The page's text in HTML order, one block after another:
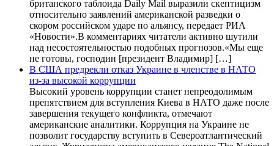
британского таблоида Daily Mail выразили скептицизм
относительно заявлений американской разведки о
скором российском ударе по альянсу, передает РИА
«Новости».В комментариях читатели активно шутили
над несостоятельностью подобных прогнозов.«Мы еще
не готовы, господин [президент Владимир] […]
В США предрекли отказ Украине в членстве в НАТО
из-за высокой коррупции
Высокий уровень коррупции станет непреодолимым
препятствием для вступления Киева в НАТО даже после
завершения текущего конфликта, отмечают
американские аналитики. Коррупция на Украине не
позволит государству вступить в Североатлантический